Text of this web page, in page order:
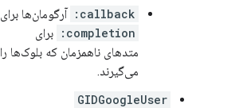
callback:
آرگومان‌ها برای
completion:
برای
متدهای ناهمزمان که بلوک‌ها را
می‌گیرند.
GIDGoogleUser